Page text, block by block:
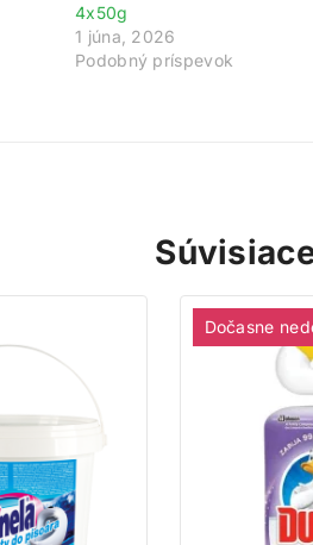
4x50g
1 júna, 2026
Podobný príspevok
Dočasne
Zaregistrujte sa ešte dnes a my
Navyše za každé 1 € nákupu